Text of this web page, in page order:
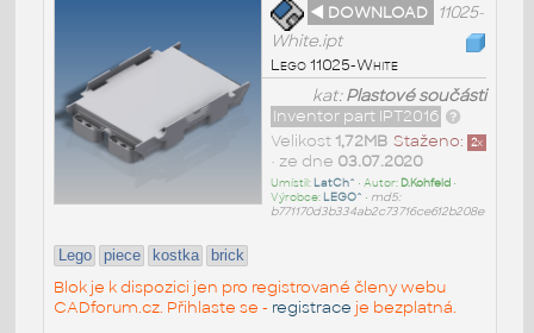
◄ DOWNLOAD
11025-
White.ipt
Lego 11025-White
kat:Plastové součásti
Inventor part IPT2016
Staženo: 2x
Velikost 1,72MB
• ze dne 03.07.2020
Umístil: LatCh^ • Autor: D.Kohfeld•
Výrobce: LEGO^ • md5:
b771170d3b334ab2c73716ce612b208e
Lego piece kostka brick
Blok je k dispozici jen pro registrované členy webu
CADforum.cz. Přihlaste se - registrace je bezplatná.